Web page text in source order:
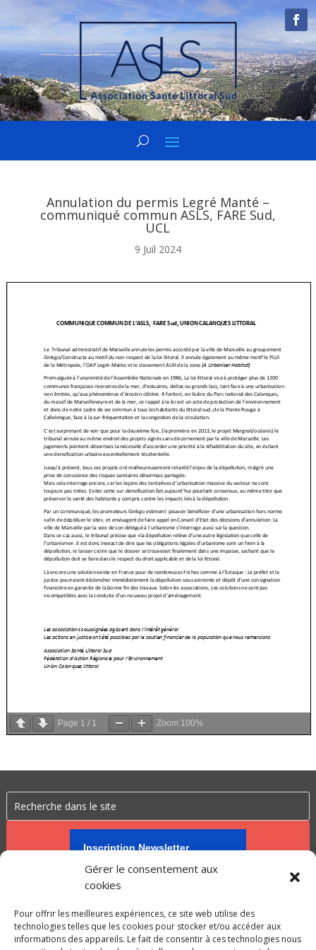
Gérer le consentement aux
cookies
Pour offrir les meilleures expériences, ce site web utilise des
technologies telles que les cookies pour stocker et/ou accéder aux
informations des appareils. Le fait de consentir à ces technologies nous
Annulation du permis Legré Manté –
communiqué commun ASLS, FARE Sud,
UCL
9 Juil 2024
Page 1 / 1 Zoom 100%
Inscription Newsletter